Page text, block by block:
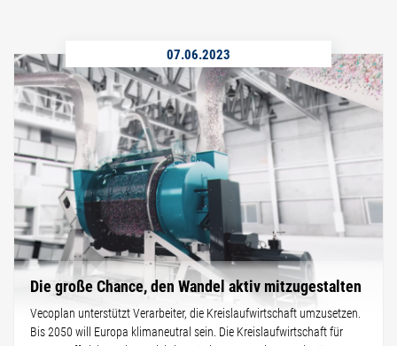
07.06.2023
Die große Chance, den Wandel aktiv mitzugestalten
Vecoplan unterstützt Verarbeiter, die Kreislaufwirtschaft umzusetzen.
Bis 2050 will Europa klimaneutral sein. Die Kreislaufwirtschaft für